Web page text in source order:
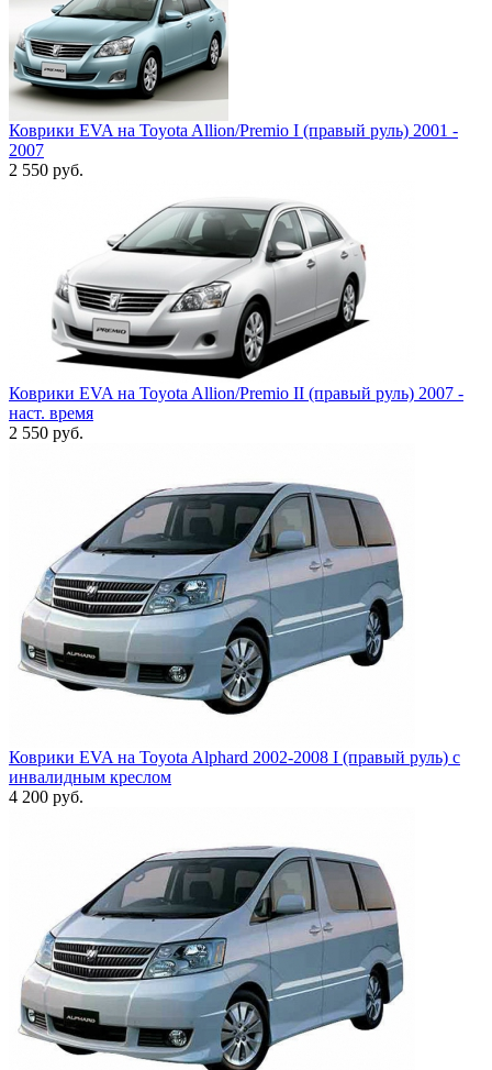
Коврики EVA на Toyota Allion/Premio I (правый руль) 2001 -
2007
2 550 руб.
Коврики EVA на Toyota Allion/Premio II (правый руль) 2007 -
наст. время
2 550 руб.
Коврики EVA на Toyota Alphard 2002-2008 I (правый руль) с
инвалидным креслом
4 200 руб.